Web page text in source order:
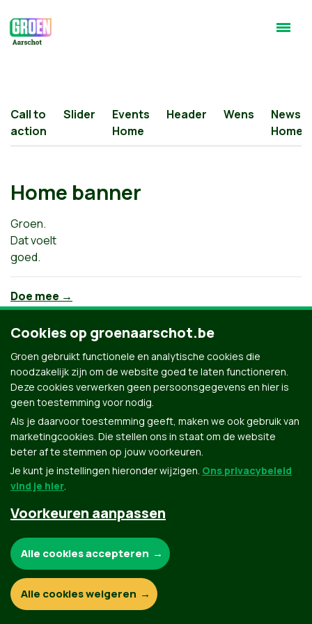
Call to
action
Slider
Events
Home
Header Wens
News
Home
Home banner
Groen.
Dat voelt
goed.
Doe mee →
Groen.be
Contact Privacybeleid
Cookies op groenaarschot.be
Groen gebruikt functionele en analytische cookies die
noodzakelijk zijn om de website goed te laten functioneren.
Deze cookies verwerken geen persoonsgegevens en hier is
geen toestemming voor nodig.
Als je daarvoor toestemming geeft, maken we ook gebruik van
marketingcookies. Die stellen ons in staat om de website
beter af te stemmen op jouw voorkeuren.
Je kunt je instellingen hieronder wijzigen. Ons privacybeleid
vind je hier.
Voorkeuren aanpassen
Functionele en analytische cookies:
Alle cookies accepteren
Alle cookies weigeren